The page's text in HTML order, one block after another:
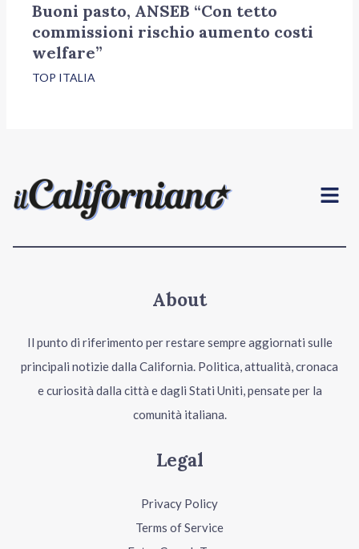
Buoni pasto, ANSEB “Con tetto
commissioni rischio aumento costi
welfare”
TOP ITALIA
Menu
About
Il punto di riferimento per restare sempre aggiornati sulle
principali notizie dalla California. Politica, attualità, cronaca
e curiosità dalla città e dagli Stati Uniti, pensate per la
comunità italiana.
Legal
Privacy Policy
Terms of Service